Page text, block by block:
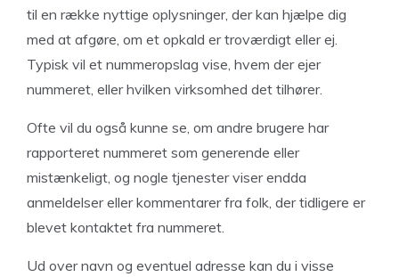
til en række nyttige oplysninger, der kan hjælpe dig
med at afgøre, om et opkald er troværdigt eller ej.
Typisk vil et nummeropslag vise, hvem der ejer
nummeret, eller hvilken virksomhed det tilhører.
Ofte vil du også kunne se, om andre brugere har
rapporteret nummeret som generende eller
mistænkeligt, og nogle tjenester viser endda
anmeldelser eller kommentarer fra folk, der tidligere er
blevet kontaktet fra nummeret.
Ud over navn og eventuel adresse kan du i visse